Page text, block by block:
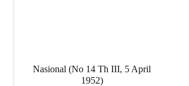
Nasional (No 14 Th III, 5 April
1952)